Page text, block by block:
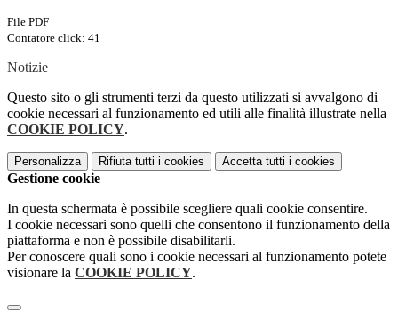
File PDF
Contatore click: 41
Notizie
Questo sito o gli strumenti terzi da questo utilizzati si avvalgono di
cookie necessari al funzionamento ed utili alle finalità illustrate nella
COOKIE POLICY.
Personalizza Rifiuta tutti i cookies Accetta tutti i cookies
Gestione cookie
In questa schermata è possibile scegliere quali cookie consentire.
I cookie necessari sono quelli che consentono il funzionamento della
piattaforma e non è possibile disabilitarli.
Per conoscere quali sono i cookie necessari al funzionamento potete
visionare la COOKIE POLICY.